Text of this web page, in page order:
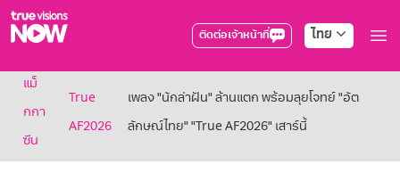
ติดต่อเจ้าหน้าที่ ไทย
True AF2026
แพ็กเกจ
NOW SPORTS
แม็
กกา
ซีน
True
AF2026
เพลง "นักล่าฝัน" ล้านแตก พร้อมลุยโจทย์ "อัต
ลักษณ์ไทย" "True AF2026" เสาร์นี้